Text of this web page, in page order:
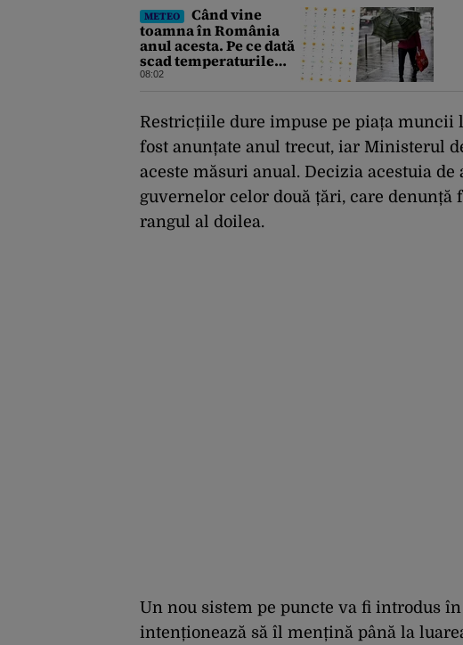
METEO
Când vine
toamna în România
anul acesta. Pe ce dată
scad temperaturile
sub 25 de grade Celsius
Accuweather
08:02
Restricțiile dure impuse pe piața
fost anunțate anul trecut, iar Ministerul
aceste măsuri anual. Decizia acestuia
guvernelor celor două țări, care denunță
rangul al doilea.
Un nou sistem pe puncte va fi introdus
intenționează să îl mențină până la